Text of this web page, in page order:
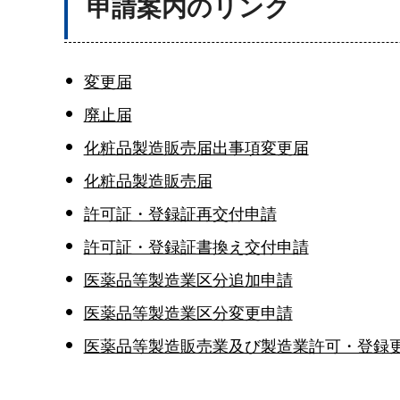
申請案内のリンク
変更届
廃止届
化粧品製造販売届出事項変更届
化粧品製造販売届
許可証・登録証再交付申請
許可証・登録証書換え交付申請
医薬品等製造業区分追加申請
医薬品等製造業区分変更申請
医薬品等製造販売業及び製造業許可・登録